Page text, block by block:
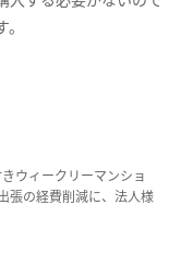
ウィークリーマンショ
張の経費削減に、法人様